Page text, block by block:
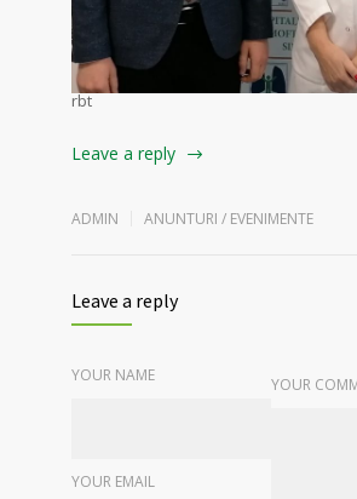
rbt
Leave a reply
ADMIN ANUNTURI / EVENIMENTE
Leave a reply
YOUR NAME
YOUR EMAIL
YOUR